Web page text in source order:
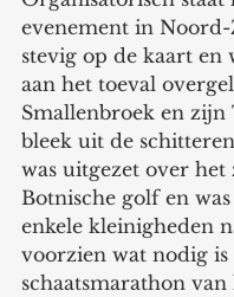
evenement in Noord-
stevig op de kaart en
aan het toeval
Smallenbroek en zijn
bleek uit de
was uitgezet over het
Botnische golf en
enkele kleinigheden
voorzien wat nodig is
schaatsmarathon